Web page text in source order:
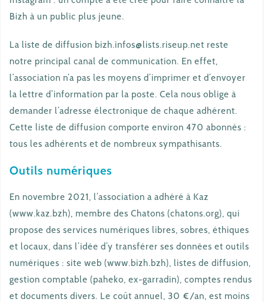
Bizh à un public plus jeune.
La liste de diffusion bizh.infos@lists.riseup.net reste
notre principal canal de communication. En effet,
l’association n’a pas les moyens d’imprimer et d’envoyer
la lettre d’information par la poste. Cela nous oblige à
demander l’adresse électronique de chaque adhérent.
Cette liste de diffusion comporte environ 470 abonnés :
tous les adhérents et de nombreux sympathisants.
Outils numériques
En novembre 2021, l’association a adhéré à Kaz
(www.kaz.bzh), membre des Chatons (chatons.org), qui
propose des services numériques libres, sobres, éthiques
et locaux, dans l’idée d’y transférer ses données et outils
numériques : site web (www.bizh.bzh), listes de diffusion,
gestion comptable (paheko, ex-garradin), comptes rendus
et documents divers. Le coût annuel, 30 €/an, est moins